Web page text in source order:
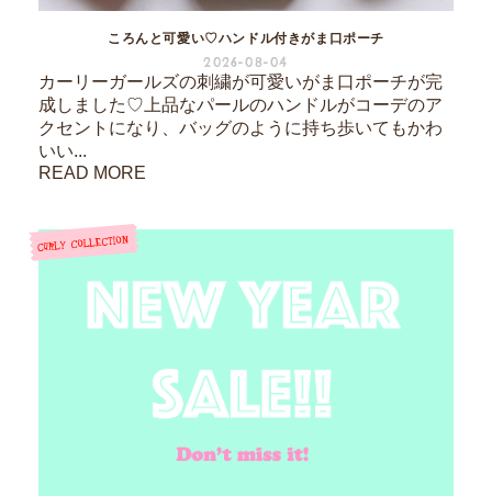
ころんと可愛い♡ハンドル付きがま口ポーチ
2026-08-04
カーリーガールズの刺繍が可愛いがま口ポーチが完
成しました♡上品なパールのハンドルがコーデのア
クセントになり、バッグのように持ち歩いてもかわ
いい...
READ MORE